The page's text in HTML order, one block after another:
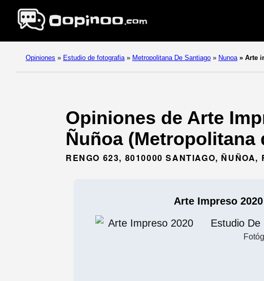
Opiniones » Estudio de fotografia » Metropolitana De Santiago » Nunoa » Arte
Opiniones de Arte
Ñuñoa (Metropolitana
RENGO 623, 8010000 SANTIAGO, ÑUÑOA,
Arte Impreso 2020
Estudio